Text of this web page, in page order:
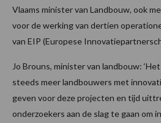
Vlaams minister van Landbouw, ook
voor de werking van dertien
van EIP (Europese
Jo Brouns, minister van landbouw:
steeds meer landbouwers met
geven voor deze projecten en tijd
onderzoekers aan de slag te gaan om